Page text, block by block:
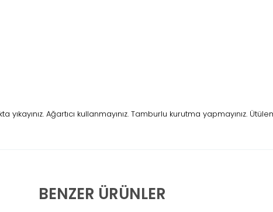
yıkayınız. Ağartıcı kullanmayınız. Tamburlu kurutma yapmayınız.
BENZER ÜRÜNLER